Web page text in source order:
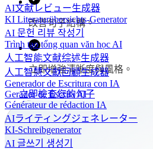
AI文献レビュー生成器
KI Literaturübersichts-Generator
AI 문헌 리뷰 작성기
Trình tạo tổng quan văn học AI
人工智能文献综述生成器
人工智慧文獻回顧生成器
Generador de Escritura con IA
Gerador de Escrita AI
Générateur de rédaction IA
AIライティングジェネレーター
KI-Schreibgenerator
AI 글쓰기 생성기
改善句子結構。
立即增強清晰度與風格。
立即檢查您的句子